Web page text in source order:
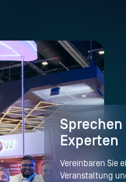
Experten
Vereinbaren Sie
Veranstaltung